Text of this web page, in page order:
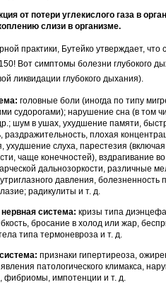
от потери углекислого газа в
слизи в организме.
практики, Бутейко утверж­дает,
Вот симптомы болезни глубокого
ликвидации глубокого дыхания).
головные боли (иногда по типу
судорогами); нарушение сна (в том
шум в ушах, ухудшение памяти,
раздражительность, плохая
ухудшение слуха, парестезия
чаще конечностей), вздрагивание
дальнозоркости, различные
давления,
радикулиты и т. д.
нервная система: кризы типа
бросание в холод или жар,
типа термоневроза и т. д.
признаки гипертиреоза,
патологического климакса,
фибриомы, импотен­ции и т. д.